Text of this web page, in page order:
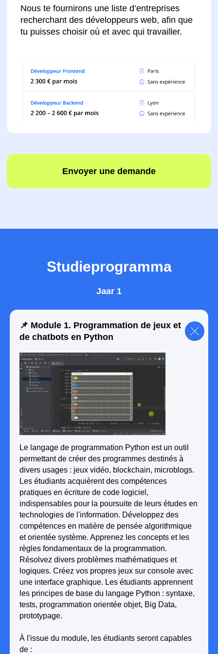
Studieprogramma
Jaar 1
📌 Module 1. Programmation de jeux et
de chatbots en Python
Le langage de programmation Python est un outil
permettant de créer des programmes destinés à
divers usages : jeux vidéo, blockchain, microblogs.
Les étudiants acquièrent des compétences
pratiques en écriture de code logiciel,
indispensables pour la poursuite de leurs études en
technologies de l'information. Développez des
compétences en matière de pensée algorithmique
et orientée système. Apprenez les concepts et les
règles fondamentaux de la programmation.
Résolvez divers problèmes mathématiques et
logiques. Créez vos propres jeux sur console avec
une interface graphique. Les étudiants apprennent
les principes de base du langage Python : syntaxe,
tests, programmation orientée objet, Big Data,
prototypage.
À l'issue du module, les étudiants seront capables
de :
Envoyer une demande